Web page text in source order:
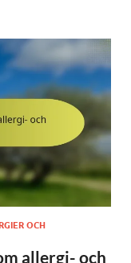
OCH
allergi- och